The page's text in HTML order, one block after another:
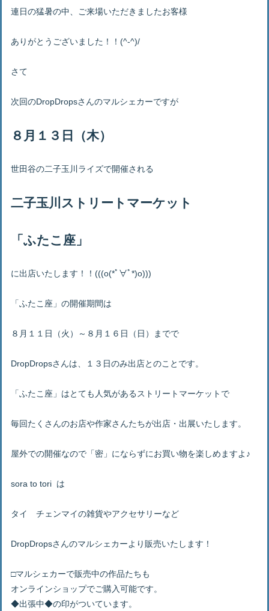
連日の猛暑の中、ご来場いただきましたお客様
ありがとうございました！！(^-^)/
さて
次回のDropDropsさんのマルシェカーですが
８月１３日（木）
世田谷の二子玉川ライズで開催される
二子玉川ストリートマーケット
「ふたこ座」
に出店いたします！！(((o(*ﾟ∀ﾟ*)o)))
「ふたこ座」の開催期間は
８月１１日（火）～８月１６日（日）までで
DropDropsさんは、１３日のみ出店とのことです。
「ふたこ座」はとても人気があるストリートマーケットで
毎回たくさんのお店や作家さんたちが出店・出展いたします。
屋外での開催なので「密」にならずにお買い物を楽しめますよ♪
sora to tori は
タイ チェンマイの雑貨やアクセサリーなど
DropDropsさんのマルシェカーより販売いたします！
□マルシェカーで販売中の作品たちも
オンラインショップでご購入可能です。
◆出張中◆の印がついています。